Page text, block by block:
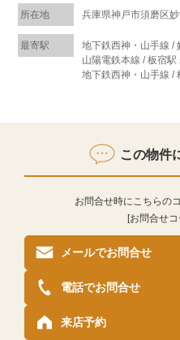
所在地 兵庫県神戸市須磨区
最寄駅
地下鉄西神・山手線 /
山陽電鉄本線 / 板宿駅
地下鉄西神・山手線 /
この物件
お問合せ時にこちらの
[お問合せコ
メールでお問合せ
来店予約
電話でお問合せ